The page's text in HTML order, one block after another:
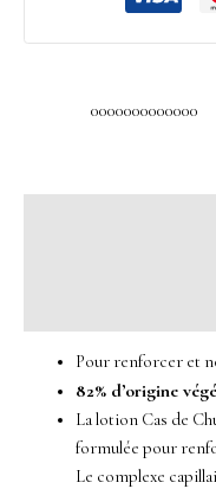
0000000000000
Pour renforcer et
82% d’origine
La lotion Cas de
formulée pour
Le complexe